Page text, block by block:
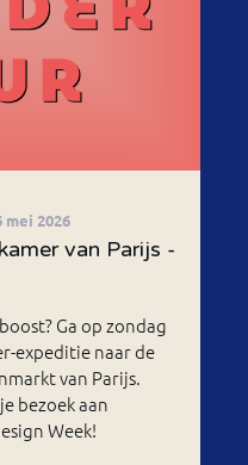
mei 2026
van Parijs -
Ga op zondag
expeditie naar de
van Parijs.
bezoek aan
Week!